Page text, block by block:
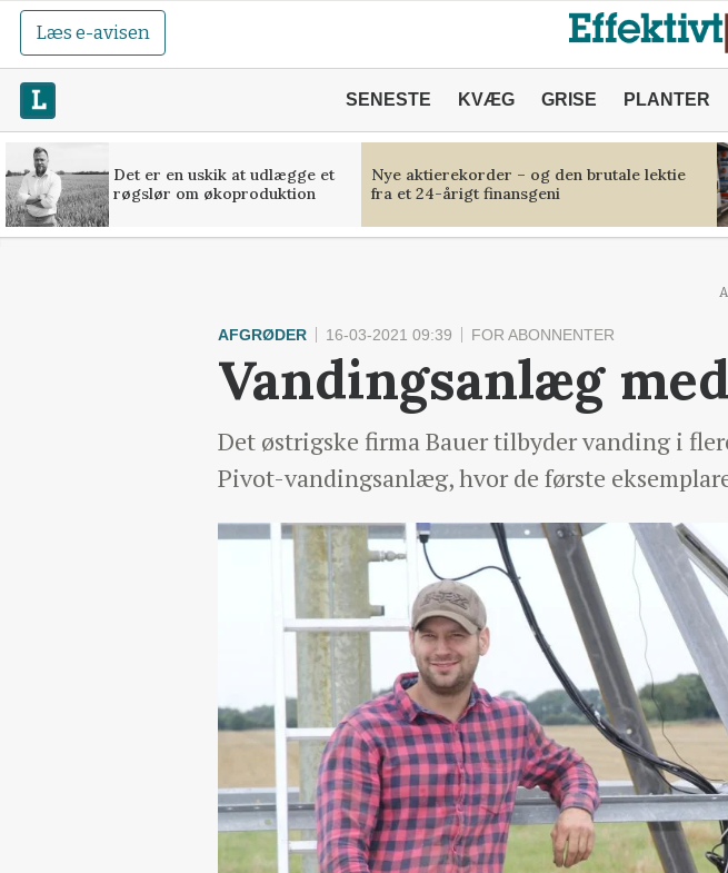
Læs e-avisen
SENESTE KVÆG GRISE PLANTER
Det er en uskik at udlægge et
røgslør om økoproduktion
Nye aktierekorder – og den brutale lektie
fra et 24-årigt finansgeni
AFGRØDER 16-03-2021 09:39 FOR ABONNENTER
Vandingsanlæg
Det østrigske firma Bauer tilbyder vanding i
Pivot-vandingsanlæg, hvor de første